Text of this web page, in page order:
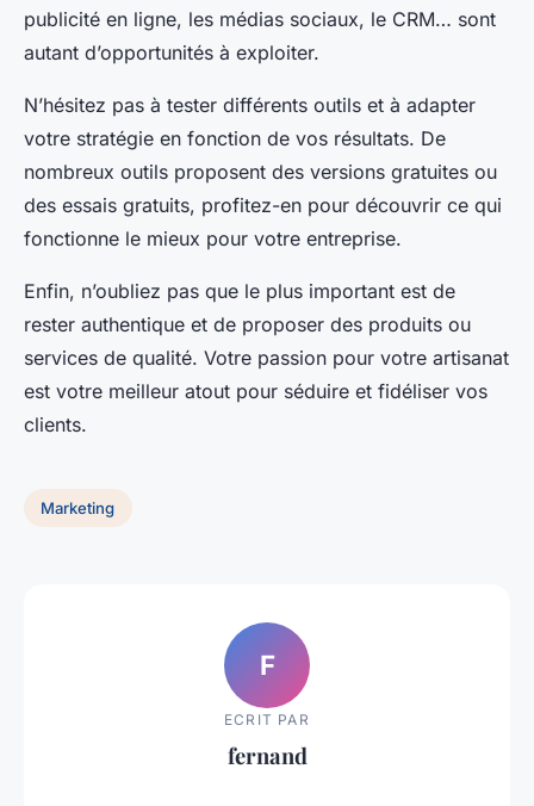
publicité en ligne, les médias sociaux, le CRM… sont
autant d’opportunités à exploiter.
N’hésitez pas à tester différents outils et à adapter
votre stratégie en fonction de vos résultats. De
nombreux outils proposent des versions gratuites ou
des essais gratuits, profitez-en pour découvrir ce qui
fonctionne le mieux pour votre entreprise.
Enfin, n’oubliez pas que le plus important est de
rester authentique et de proposer des produits ou
services de qualité. Votre passion pour votre artisanat
est votre meilleur atout pour séduire et fidéliser vos
clients.
Marketing
F
ECRIT PAR
fernand